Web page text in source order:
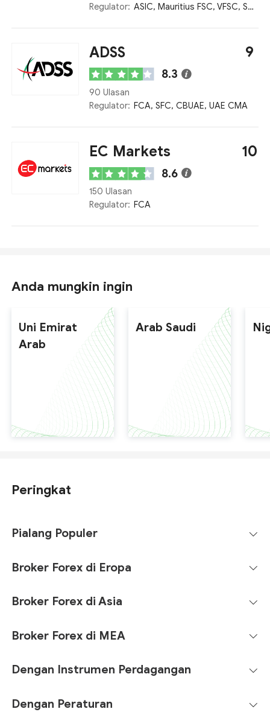
Regulator:
ASIC, Mauritius FSC, VFSC, Seychelles FSA
ADSS 9
8.3
90 Ulasan
Regulator: FCA, SFC, CBUAE, UAE CMA
EC Markets 10
8.6
150 Ulasan
Regulator: FCA
Anda mungkin ingin
Uni Emirat
Arab
Arab Saudi
Peringkat
Pialang Populer
Broker Forex di Eropa
Broker Forex di Asia
Broker Forex di MEA
Dengan Instrumen Perdagangan
Dengan Peraturan